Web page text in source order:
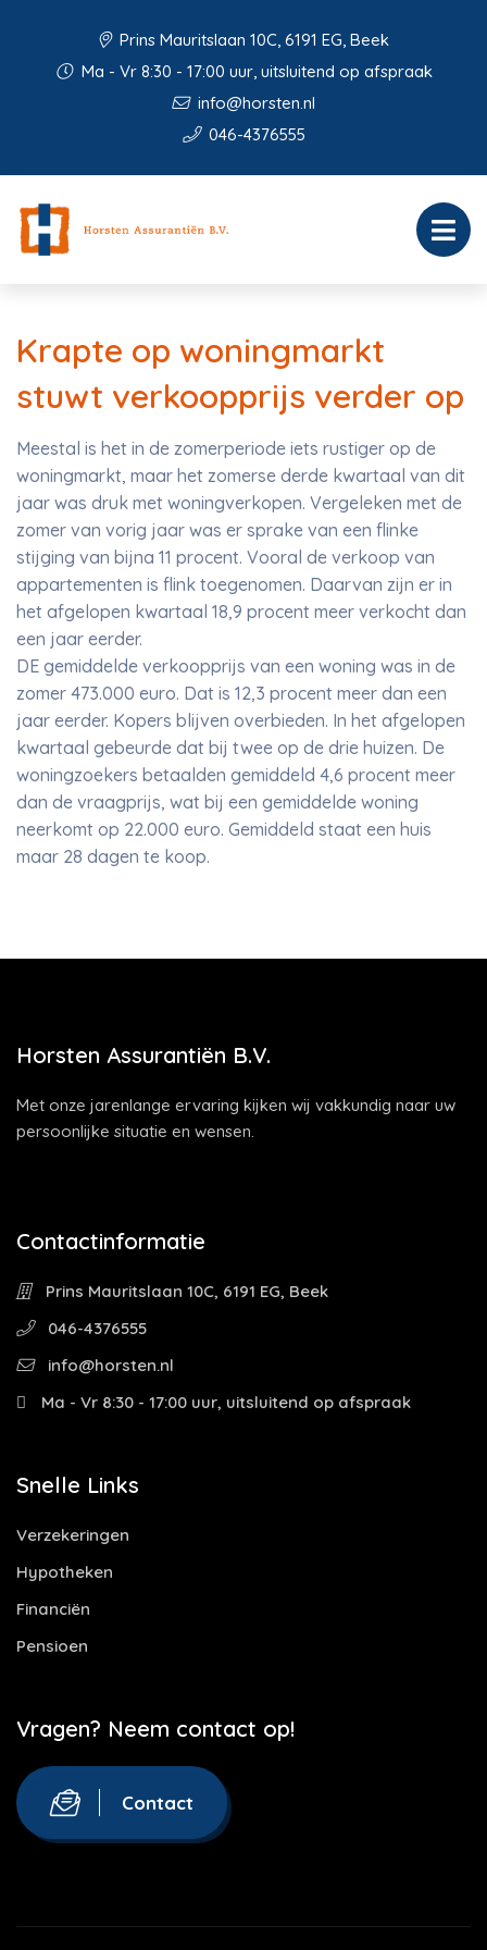
Prins Mauritslaan 10C, 6191 EG, Beek
Ma - Vr 8:30 - 17:00 uur, uitsluitend op afspraak
info@horsten.nl
046-4376555
Krapte op woningmarkt
stuwt verkoopprijs verder op
Meestal is het in de zomerperiode iets rustiger op de
woningmarkt, maar het zomerse derde kwartaal van dit
jaar was druk met woningverkopen. Vergeleken met de
zomer van vorig jaar was er sprake van een flinke
stijging van bijna 11 procent. Vooral de verkoop van
appartementen is flink toegenomen. Daarvan zijn er in
het afgelopen kwartaal 18,9 procent meer verkocht dan
een jaar eerder.
DE gemiddelde verkoopprijs van een woning was in de
zomer 473.000 euro. Dat is 12,3 procent meer dan een
jaar eerder. Kopers blijven overbieden. In het afgelopen
kwartaal gebeurde dat bij twee op de drie huizen. De
woningzoekers betaalden gemiddeld 4,6 procent meer
dan de vraagprijs, wat bij een gemiddelde woning
neerkomt op 22.000 euro. Gemiddeld staat een huis
maar 28 dagen te koop.
Horsten Assurantiën B.V.
Met onze jarenlange ervaring kijken wij vakkundig naar uw
persoonlijke situatie en wensen.
Contactinformatie
Prins Mauritslaan 10C, 6191 EG, Beek
046-4376555
info@horsten.nl
Ma - Vr 8:30 - 17:00 uur, uitsluitend op afspraak
Snelle Links
Verzekeringen
Hypotheken
Financiën
Pensioen
Vragen? Neem contact op!
Contact